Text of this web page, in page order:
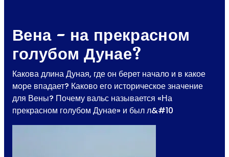
Вена - на прекрасном
голубом Дунае?
Какова длина Дуная, где он берет начало и в какое
море впадает? Каково его историческое значение
для Вены? Почему вальс называется «На
прекрасном голубом Дунае» и был л&#10